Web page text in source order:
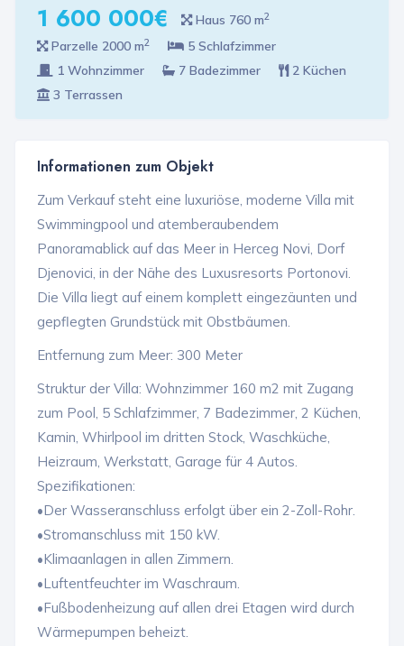
1 600 000€ Haus 760 m2
Parzelle 2000 m2
5 Schlafzimmer
1 Wohnzimmer
7 Badezimmer
2 Küchen
3 Terrassen
Informationen zum Objekt
Zum Verkauf steht eine luxuriöse, moderne Villa mit
Swimmingpool und atemberaubendem
Panoramablick auf das Meer in Herceg Novi, Dorf
Djenovici, in der Nähe des Luxusresorts Portonovi.
Die Villa liegt auf einem komplett eingezäunten und
gepflegten Grundstück mit Obstbäumen.
Entfernung zum Meer: 300 Meter
Struktur der Villa: Wohnzimmer 160 m2 mit Zugang
zum Pool, 5 Schlafzimmer, 7 Badezimmer, 2 Küchen,
Kamin, Whirlpool im dritten Stock, Waschküche,
Heizraum, Werkstatt, Garage für 4 Autos.
Spezifikationen:
•Der Wasseranschluss erfolgt über ein 2-Zoll-Rohr.
•Stromanschluss mit 150 kW.
•Klimaanlagen in allen Zimmern.
•Luftentfeuchter im Waschraum.
•Fußbodenheizung auf allen drei Etagen wird durch
Wärmepumpen beheizt.